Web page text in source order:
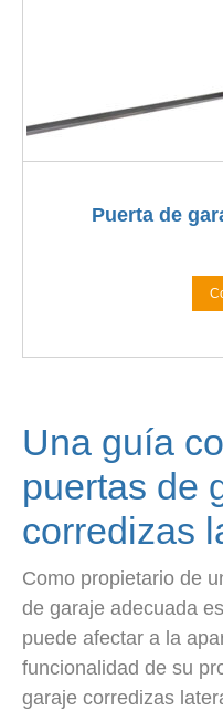
Puerta de
Una guía
puertas de
corredizas
Como propietario de
de garaje adecuada
puede afectar a la
funcionalidad de su
garaje corredizas